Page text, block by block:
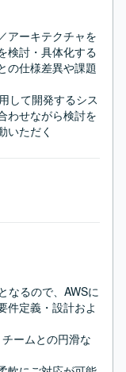
アーキテクチャを
検討・具体化する
の仕様差異や課題
して開発するシス
わせながら検討を
いただく
なるので、AWSに
件定義・設計およ
ームとの円滑な